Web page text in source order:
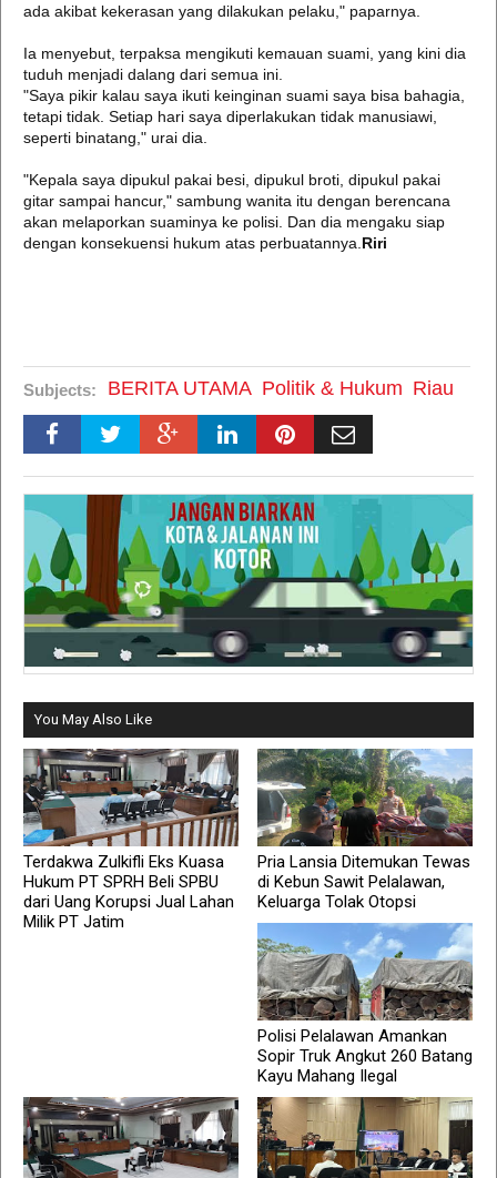
ada akibat kekerasan yang dilakukan pelaku," paparnya.
Ia menyebut, terpaksa mengikuti kemauan suami, yang kini dia
tuduh menjadi dalang dari semua ini.
"Saya pikir kalau saya ikuti keinginan suami saya bisa bahagia,
tetapi tidak. Setiap hari saya diperlakukan tidak manusiawi,
seperti binatang," urai dia.
"Kepala saya dipukul pakai besi, dipukul broti, dipukul pakai
gitar sampai hancur," sambung wanita itu dengan berencana
akan melaporkan suaminya ke polisi. Dan dia mengaku siap
dengan konsekuensi hukum atas perbuatannya. Riri
Subjects: BERITA UTAMA Politik & Hukum Riau
You May Also Like
Terdakwa Zulkifli Eks Kuasa
Hukum PT SPRH Beli SPBU
dari Uang Korupsi Jual Lahan
Milik PT Jatim
Pria Lansia Ditemukan Tewas
di Kebun Sawit Pelalawan,
Keluarga Tolak Otopsi
Polisi Pelalawan Amankan
Sopir Truk Angkut 260 Batang
Kayu Mahang Ilegal